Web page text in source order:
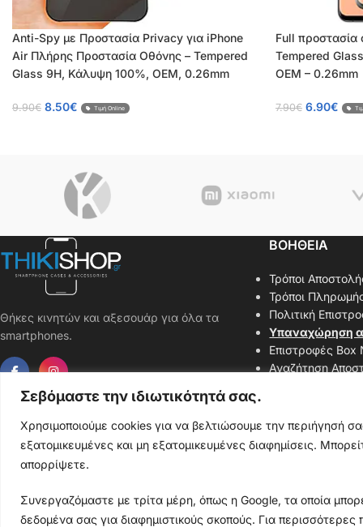
Σεβόμαστε την ιδιωτικότητά σας.
Χρησιμοποιούμε cookies για να βελτιώσουμε την περιήγησή
εξατομικευμένες και μη εξατομικευμένες διαφημίσεις.
απορρίψετε.
Συνεργαζόμαστε με τρίτα μέρη, όπως η Google, τα οποία
δεδομένα σας για διαφημιστικούς σκοπούς. Για περισσότερες
Anti-Spy με Προστασία Privacy για iPhone
Air Πλήρης Προστασία Οθόνης – Tempered
Glass 9H, Κάλυψη 100%, OEM, 0.26mm
9.90€ 8.50€ Τιμή Online
Full προστασία
Tempered
OEM – 0.26mm
7.90€ 6.90€
Θήκες κινητών και αξεσουάρ για όλα τα
smartphones.
ΒΟΗΘΕΙΑ
Τρόποι
Τρόποι
Πολιτική
Υπαναχώρηση
Επιστροφές Box
Αναζήτηση
Copyright 2025 Powered by